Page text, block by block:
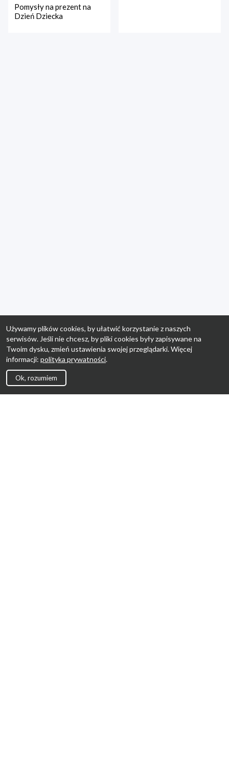
Pomysły na prezent na
Dzień Dziecka
Używamy plików cookies, by ułatwić korzystanie z naszych
serwisów. Jeśli nie chcesz, by pliki cookies były zapisywane na
Twoim dysku, zmień ustawienia swojej przeglądarki. Więcej
informacji: polityka prywatności.
Ok, rozumiem